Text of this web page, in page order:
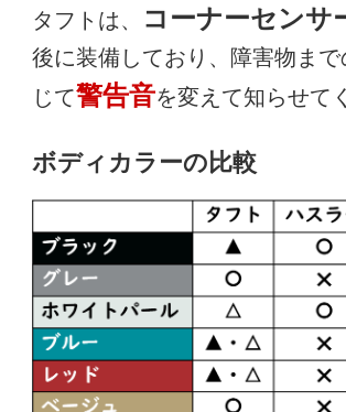
タフトは、 コーナーセンサ
後に装備しており、障害物ま
じて警告音を変えて知らせて
ボディカラーの比較